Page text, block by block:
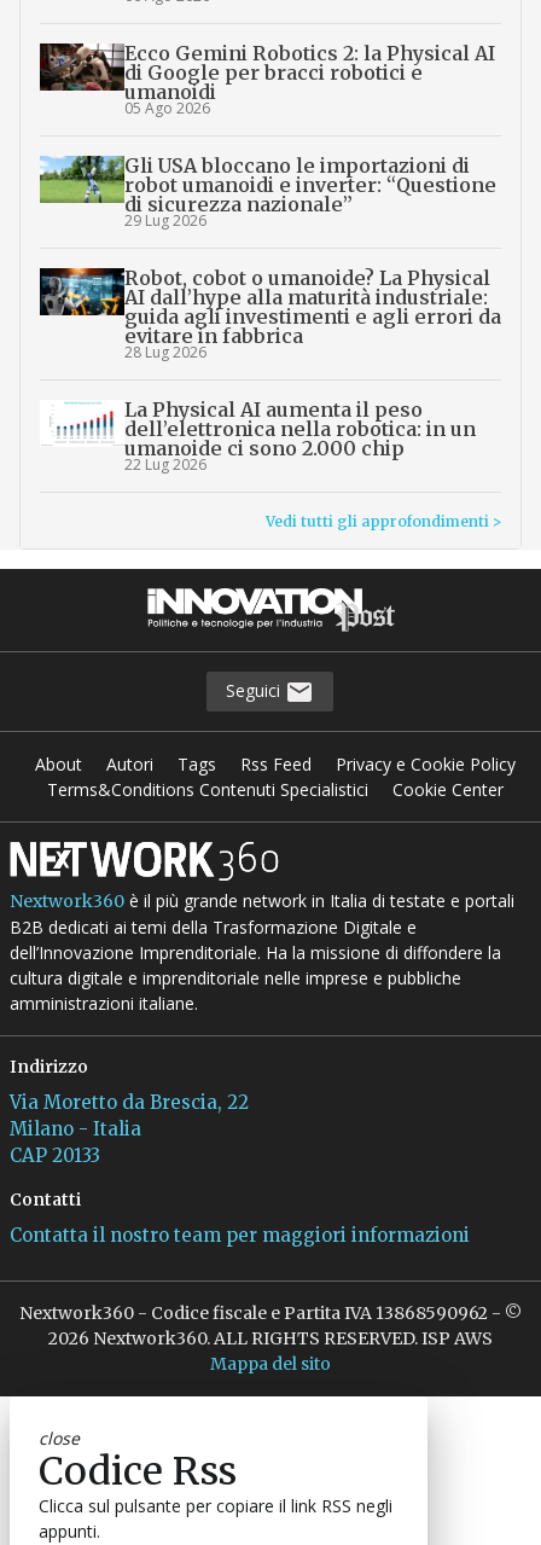
Ecco Gemini Robotics 2: la Physical AI
di Google per bracci robotici e
umanoidi
05 Ago 2026
Gli USA bloccano le importazioni di
robot umanoidi e inverter: “Questione
di sicurezza nazionale”
29 Lug 2026
Robot, cobot o umanoide? La Physical
AI dall’hype alla maturità industriale:
guida agli investimenti e agli errori da
evitare in fabbrica
28 Lug 2026
La Physical AI aumenta il peso
dell’elettronica nella robotica: in un
umanoide ci sono 2.000 chip
22 Lug 2026
Vedi tutti gli approfondimenti >
Seguici
About Autori Tags Rss Feed
Privacy e Cookie Policy
Terms&Conditions Contenuti Specialistici
Cookie Center
Nextwork360è il più grande network in Italia di testate e portali
B2B dedicati ai temi della Trasformazione Digitale e
dell’Innovazione Imprenditoriale. Ha la missione di diffondere la
cultura digitale e imprenditoriale nelle imprese e pubbliche
amministrazioni italiane.
Indirizzo
Via Moretto da Brescia, 22
Milano - Italia
CAP 20133
Contatti
Contatta il nostro team per maggiori informazioni
Nextwork360 - Codice fiscale e Partita IVA 13868590962 - ©
2026 Nextwork360. ALL RIGHTS RESERVED. ISP AWS
Mappa del sito
close
Codice Rss
Clicca sul pulsante per copiare il link RSS negli
appunti.